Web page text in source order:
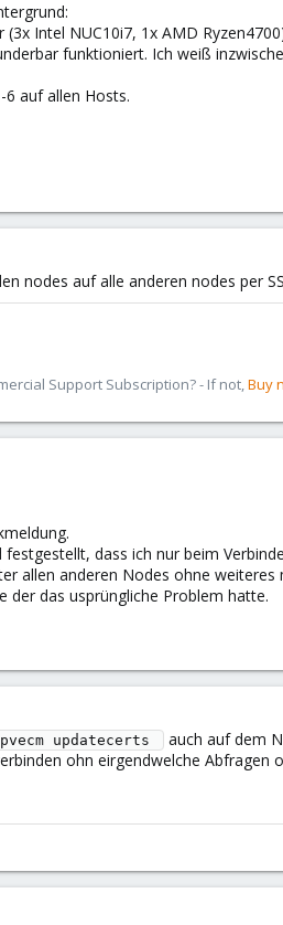
(3x Intel NUC10i7, 1x AMD
funktioniert. Ich weiß
auf allen Hosts.
nodes auf alle anderen nodes per
Support Subscription? - If not,Buy
dass ich nur beim
allen anderen Nodes ohne weiteres
der das usprüngliche Problem hatte.
pvecm updatecerts
auch auf dem
ohn eirgendwelche Abfragen